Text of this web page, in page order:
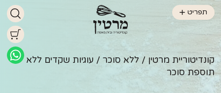
תפריט
קונדיטוריית מרטין / ללא סוכר / עוגיות שקדים ללא
תוספת סוכר